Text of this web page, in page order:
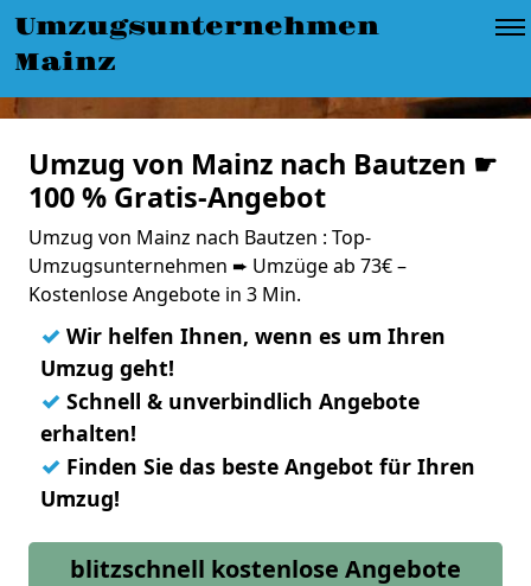
Umzugsunternehmen
Mainz
Umzug von Mainz nach Bautzen ☛
100 % Gratis-Angebot
Umzug von Mainz nach Bautzen : Top-
Umzugsunternehmen ➨ Umzüge ab 73€ –
Kostenlose Angebote in 3 Min.
✓ Wir helfen Ihnen, wenn es um Ihren
Umzug geht!
✓ Schnell & unverbindlich Angebote
erhalten!
✓ Finden Sie das beste Angebot für Ihren
Umzug!
blitzschnell kostenlose Angebote